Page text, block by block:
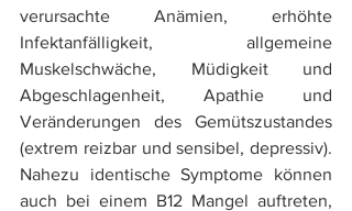
verursachte Anämien, erhöhte
Infektanfälligkeit, allgemeine
Muskelschwäche, Müdigkeit und
Abgeschlagenheit, Apathie und
Veränderungen des Gemütszustandes
(extrem reizbar und sensibel, depressiv).
Nahezu identische Symptome können
auch bei einem B12 Mangel auftreten,